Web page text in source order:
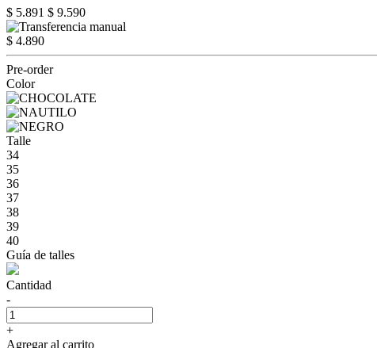
$ 5.891 $ 9.590
$ 4.890
Pre-order
Color
Talle
34
35
36
37
38
39
40
Guía de talles
Cantidad
-
+
Agregar al carrito